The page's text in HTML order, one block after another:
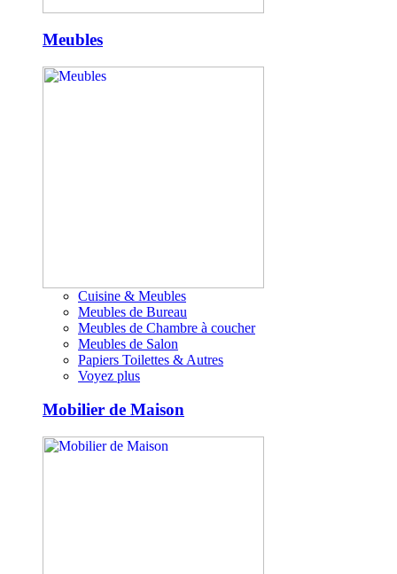
Meubles
Cuisine & Meubles
Meubles de Bureau
Meubles de Chambre à coucher
Meubles de Salon
Papiers Toilettes & Autres
Voyez plus
Mobilier de Maison